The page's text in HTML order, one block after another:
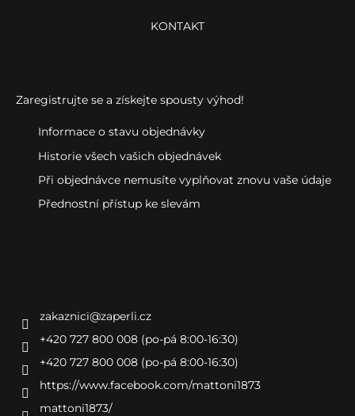
KONTAKT
Zaregistrujte se a získejte spousty výhod!
Informace o stavu objednávky
Historie všech vašich objednávek
Při objednávce nemusíte vyplňovat znovu vaše údaje
Přednostní přístup ke slevám
zakaznici@zaperli.cz
+420 727 800 008 (po-pá 8:00-16:30)
+420 727 800 008 (po-pá 8:00-16:30)
https://www.facebook.com/mattoni1873
mattoni1873/